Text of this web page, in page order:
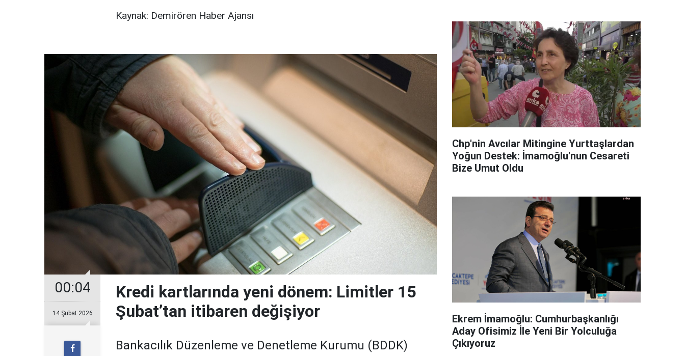
Kaynak: Demirören Haber Ajansı
00:04
14 Şubat 2026
Kredi kartlarında yeni dönem: Limitler 15
Şubat’tan itibaren değişiyor
Bankacılık Düzenleme ve Denetleme Kurumu (BDDK)
Chp'nin Avcılar Mitingine Yurttaşlardan
Yoğun Destek: İmamoğlu'nun Cesareti
Bize Umut Oldu
Ekrem İmamoğlu: Cumhurbaşkanlığı
Aday Ofisimiz İle Yeni Bir Yolculuğa
Çıkıyoruz